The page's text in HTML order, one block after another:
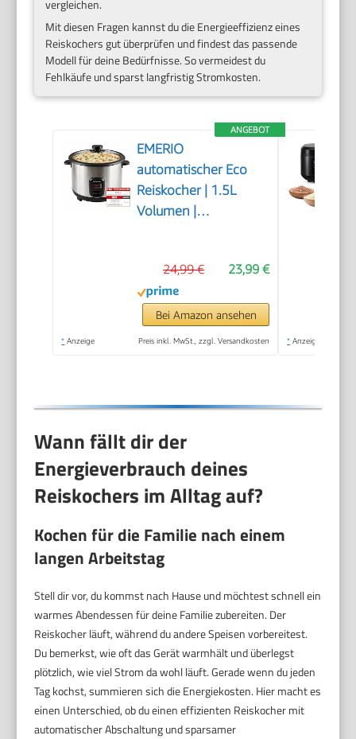
vergleichen.
Mit diesen Fragen kannst du die Energieeffizienz eines
Reiskochers gut überprüfen und findest das passende
Modell für deine Bedürfnisse. So vermeidest du
Fehlkäufe und sparst langfristig Stromkosten.
ANGEBOT
EMERIO
automatischer Eco
Reiskocher | 1.5L
Volumen |
Antihaftbeschichtung
| Glasdeckel | inkl
Reislöffel +
Messbecher |
23,99 €
24,99 €
Bei Amazon ansehen
* Anzeige Preis inkl. MwSt., zzgl. Versandkosten * Anzeige
Wann fällt dir der
Energieverbrauch deines
Reiskochers im Alltag auf?
Kochen für die Familie nach einem
langen Arbeitstag
Stell dir vor, du kommst nach Hause und möchtest schnell ein
warmes Abendessen für deine Familie zubereiten. Der
Reiskocher läuft, während du andere Speisen vorbereitest.
Du bemerkst, wie oft das Gerät warmhält und überlegst
plötzlich, wie viel Strom da wohl läuft. Gerade wenn du jeden
Tag kochst, summieren sich die Energiekosten. Hier macht es
einen Unterschied, ob du einen effizienten Reiskocher mit
automatischer Abschaltung und sparsamer